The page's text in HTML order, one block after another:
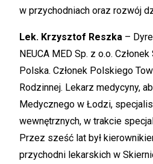
w przychodniach oraz rozwój
Lek. Krzysztof Reszka –
NEUCA MED Sp. z o.o.
Polska. Członek Polskiego
Rodzinnej. Lekarz medycyny,
Medycznego w Łodzi,
wewnętrznych, w trakcie
Przez sześć lat był
przychodni lekarskich w